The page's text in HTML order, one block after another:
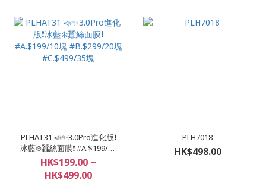
PLHAT31 📣✨3.0Pro進化版❗️
冰藍❄️蠶絲面膜❗ #A.$199/10
塊 #B.$299/20塊
#C.$499/35塊
HK$199.00 ~
HK$499.00
PLH7018
HK$498.00